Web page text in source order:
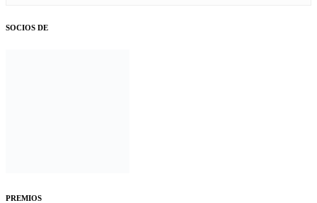
SOCIOS DE
PREMIOS